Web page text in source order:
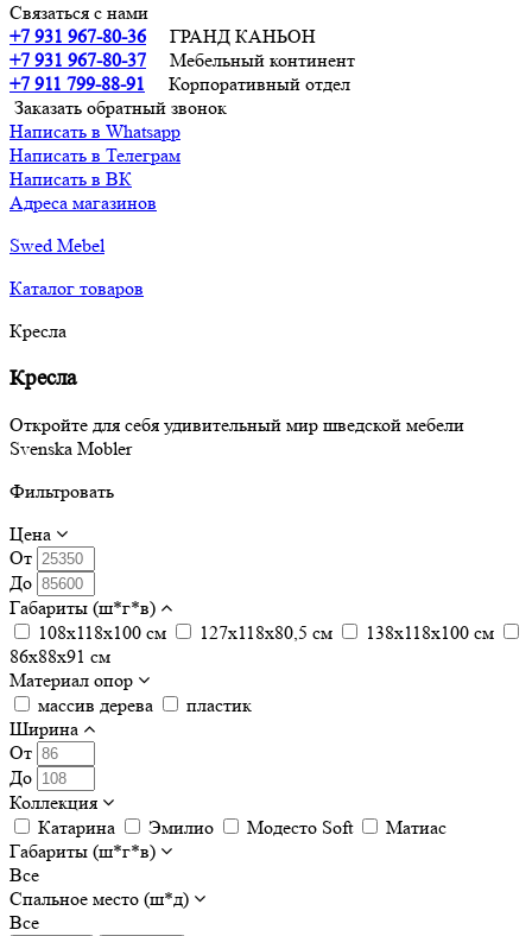
Связаться с нами
+7 931 967-80-36
ГРАНД КАНЬОН
+7 931 967-80-37
Мебельный континент
+7 911 799-88-91‬
Корпоративный отдел
Заказать обратный звонок
Написать в Whatsapp
Написать в Телеграм
Написать в ВК
Адреса магазинов
Swed Mebel
Каталог товаров
Кресла
Кресла
Откройте для себя удивительный мир шведской мебели
Svenska Mobler
Фильтровать
Цена
От
До
Габариты (ш*г*в)
108х118х100 см
127х118х80,5 см
138х118х100 см
86х88х91 см
Материал опор
массив дерева
пластик
Ширина
От
До
Коллекция
Катарина
Эмилио Модесто Soft
Матиас
Габариты (ш*г*в)
Все
Спальное место (ш*д)
Все